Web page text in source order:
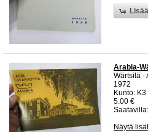
Arabia-
Wärtsilä -
1972
Kunto:
5.00 €
Näytä